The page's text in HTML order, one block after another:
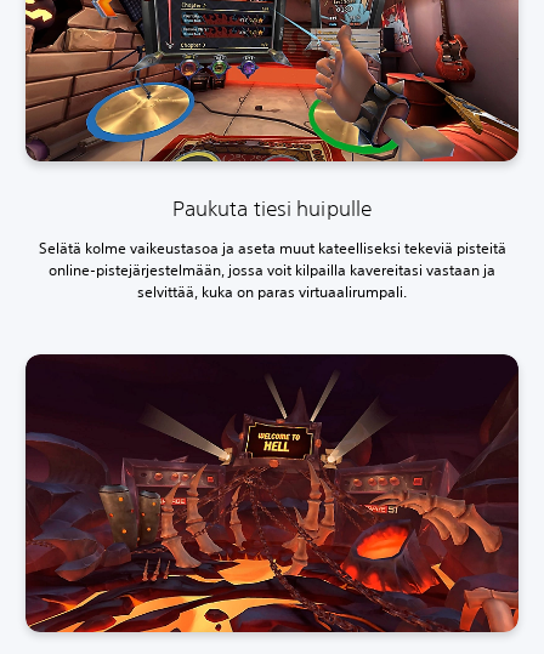
Paukuta tiesi huipulle
Selätä kolme vaikeustasoa ja aseta muut kateelliseksi tekeviä pisteitä
online-pistejärjestelmään, jossa voit kilpailla kavereitasi vastaan ja
selvittää, kuka on paras virtuaalirumpali.